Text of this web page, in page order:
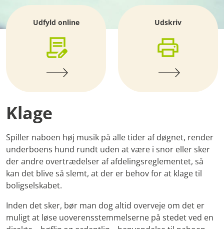
Udfyld online Udskriv
Klage
Spiller naboen høj musik på alle tider af døgnet, render
underboens hund rundt uden at være i snor eller sker
der andre overtrædelser af afdelingsreglementet, så
kan det blive så slemt, at der er behov for at klage til
boligselskabet.
Inden det sker, bør man dog altid overveje om det er
muligt at løse uoverensstemmelserne på stedet ved en